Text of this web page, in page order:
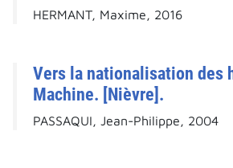
HERMANT, Maxime, 2016
Vers la nationalisation des
Machine. [Nièvre].
PASSAQUI, Jean-Philippe, 2004